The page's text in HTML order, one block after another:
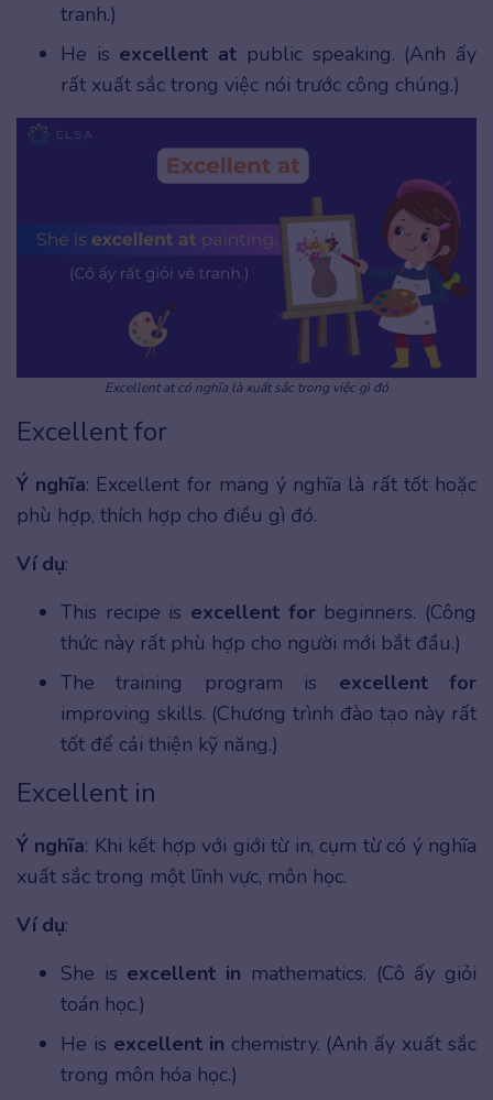
tranh.)
He is excellent at public speaking. (Anh ấy
rất xuất sắc trong việc nói trước công chúng.)
Excellent at có nghĩa là xuất sắc trong việc gì đó
Excellent for
Ý nghĩa: Excellent for mang ý nghĩa là rất tốt hoặc
phù hợp, thích hợp cho điều gì đó.
Ví dụ:
This recipe is excellent forbeginners. (Công
thức này rất phù hợp cho người mới bắt đầu.)
The training program is excellent for
improving skills. (Chương trình đào tạo này rất
tốt để cải thiện kỹ năng.)
Excellent in
Ý nghĩa: Khi kết hợp với giới từ in, cụm từ có ý nghĩa
xuất sắc trong một lĩnh vực, môn học.
Ví dụ:
She is excellent in mathematics. (Cô ấy giỏi
toán học.)
He is excellent in chemistry. (Anh ấy xuất sắc
trong môn hóa học.)